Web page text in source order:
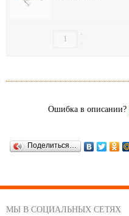
-
+
Ошибка в описании?
Поделиться…
МЫ В СОЦИАЛЬНЫХ СЕТЯХ